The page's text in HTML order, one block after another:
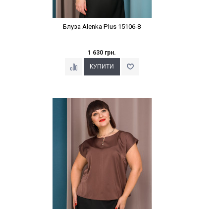
Блуза Alenka Plus 15106-8
1 630 грн.
Наклейки Варіант з %